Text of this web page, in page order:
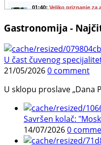
Gastronomija -
U čast čuvenog
21/05/20260 comment
U sklopu proslave „Dana
Savršen kolač:
14/07/20260